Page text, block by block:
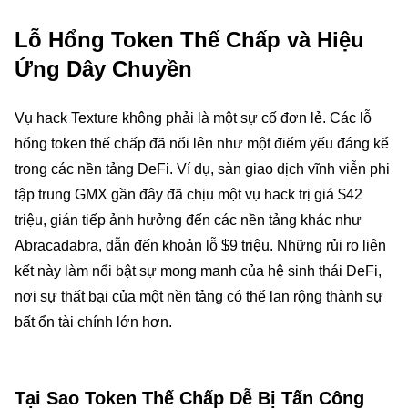
Lỗ Hổng Token Thế Chấp và Hiệu
Ứng Dây Chuyền
Vụ hack Texture không phải là một sự cố đơn lẻ. Các lỗ
hổng token thế chấp đã nổi lên như một điểm yếu đáng kể
trong các nền tảng DeFi. Ví dụ, sàn giao dịch vĩnh viễn phi
tập trung GMX gần đây đã chịu một vụ hack trị giá $42
triệu, gián tiếp ảnh hưởng đến các nền tảng khác như
Abracadabra, dẫn đến khoản lỗ $9 triệu. Những rủi ro liên
kết này làm nổi bật sự mong manh của hệ sinh thái DeFi,
nơi sự thất bại của một nền tảng có thể lan rộng thành sự
bất ổn tài chính lớn hơn.
Tại Sao Token Thế Chấp Dễ Bị Tấn Công